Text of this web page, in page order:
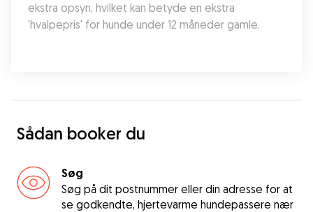
ekstra opsyn, hvilket kan betyde en ekstra
'hvalpepris' for hunde under 12 måneder gamle.
Sådan booker du
Søg
Søg på dit postnummer eller din adresse for at
se godkendte, hjertevarme hundepassere nær